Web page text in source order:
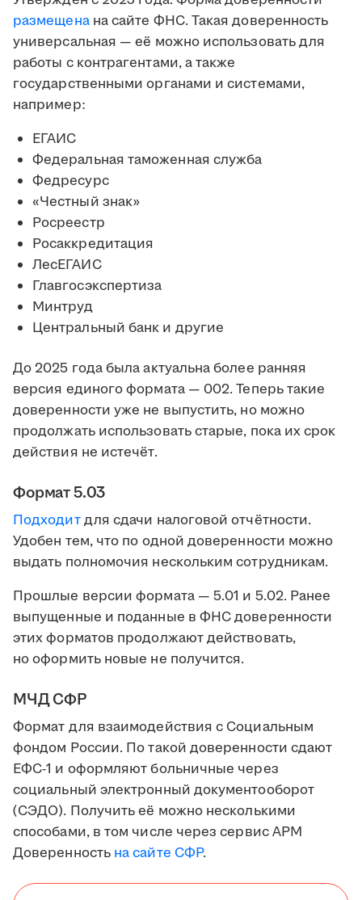
размещенана сайте ФНС. Такая доверенность
универсальная — её можно использовать для
работы с контрагентами, а также
государственными органами и системами,
например:
ЕГАИС
Федеральная таможенная служба
Федресурс
«Честный знак»
Росреестр
Росаккредитация
ЛесЕГАИС
Главгосэкспертиза
Минтруд
Центральный банк и другие
До 2025 года была актуальна более ранняя
версия единого формата — 002. Теперь такие
доверенности уже не выпустить, но можно
продолжать использовать старые, пока их срок
действия не истечёт.
Формат 5.03
Подходитдля сдачи налоговой отчётности.
Удобен тем, что по одной доверенности можно
выдать полномочия нескольким сотрудникам.
Прошлые версии формата — 5.01 и 5.02. Ранее
выпущенные и поданные в ФНС доверенности
этих форматов продолжают действовать,
но оформить новые не получится.
МЧД СФР
Формат для взаимодействия с Социальным
фондом России. По такой доверенности сдают
ЕФС-1 и оформляют больничные через
социальный электронный документооборот
(СЭДО). Получить её можно несколькими
способами, в том числе через сервис АРМ
Доверенность на сайте СФР.